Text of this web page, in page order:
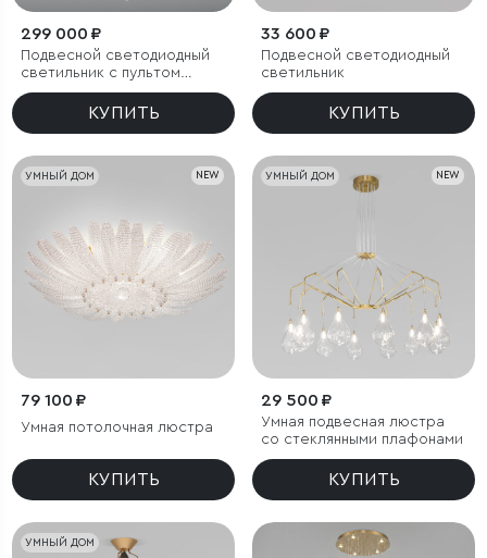
299 000 ₽
Подвесной светодиодный
светильник с пультом
управления
КУПИТЬ
33 600 ₽
Подвесной светодиодный
светильник
КУПИТЬ
УМНЫЙ ДОМ NEW
79 100 ₽
Умная потолочная люстра
КУПИТЬ
УМНЫЙ ДОМ NEW
29 500 ₽
Умная подвесная люстра
со стеклянными плафонами
КУПИТЬ
УМНЫЙ ДОМ